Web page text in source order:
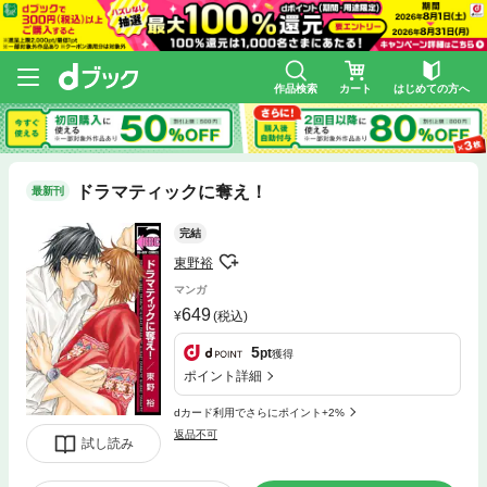
作品検索 カート はじめての方へ
最新刊 ドラマティックに奪え！
試し読み
完結
東野裕
マンガ
649(税込)
5pt獲得
ポイント詳細
dカード利用でさらにポイント+2%
返品不可